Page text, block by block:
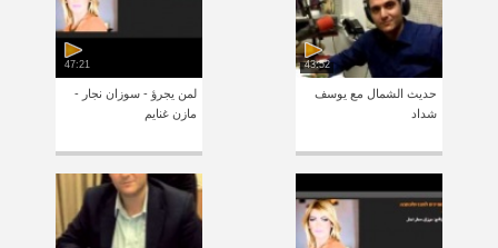
43:52
حديث الشمال مع يوسف
شداد
47:21
لمن يجرؤ - سوزان نجار -
مازن غنايم